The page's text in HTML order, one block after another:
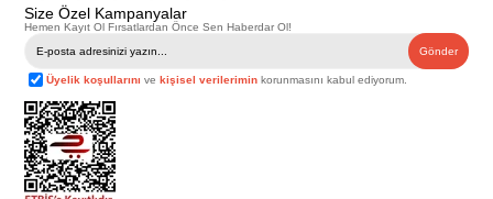
Size Özel Kampanyalar
Hemen Kayıt Ol Fırsatlardan Önce Sen Haberdar Ol!
Gönder
Üyelik koşullarını vekişisel verilerimin korunmasını kabul ediyorum.